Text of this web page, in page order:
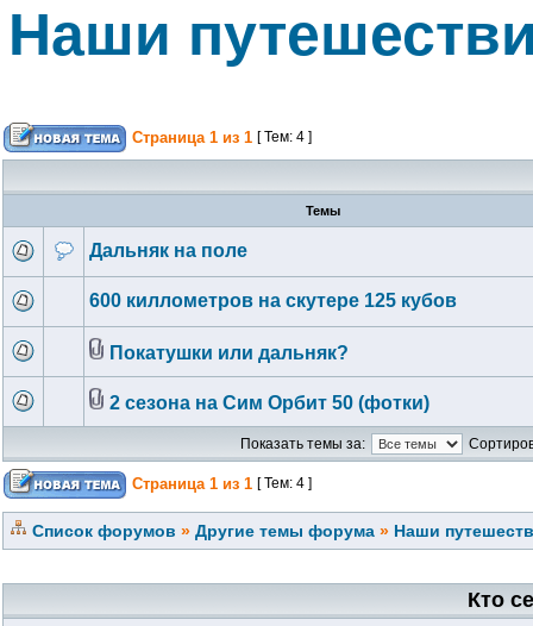
Наши
Страница 1 из 1 [ Тем: 4 ]
Темы
Дальняк на поле
600 киллометров на скутере 125 кубов
Покатушки или дальняк?
2 сезона на Сим Орбит 50 (фотки)
Показать темы за:
Страница 1 из 1 [ Тем: 4 ]
Список форумов » Другие темы форума » Наши
Кто